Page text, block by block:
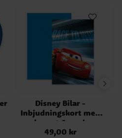
för alla som gillar
✓ 20 ark att färglägga ✓ 6
✓ 48 klistermärken ✓ Storlek: 29
Disney Bilar -
Inbjudningskort med
kuvert 6-pack
Pris:49,00 kr
49,00 kr